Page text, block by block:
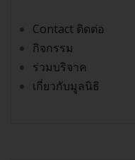
Contact ติดต่อ
กิจกรรม
ร่วมบริจาค
เกี่ยวกับมูลนิธิ